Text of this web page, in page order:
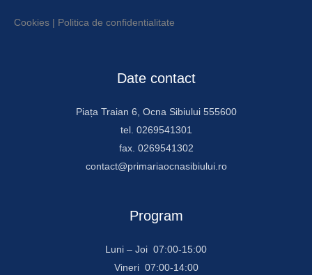
Cookies | Politica de confidentialitate
Date contact
Piața Traian 6, Ocna Sibiului 555600
tel. 0269541301
fax. 0269541302
contact@primariaocnasibiului.ro
Program
Luni – Joi 07:00-15:00
Vineri 07:00-14:00